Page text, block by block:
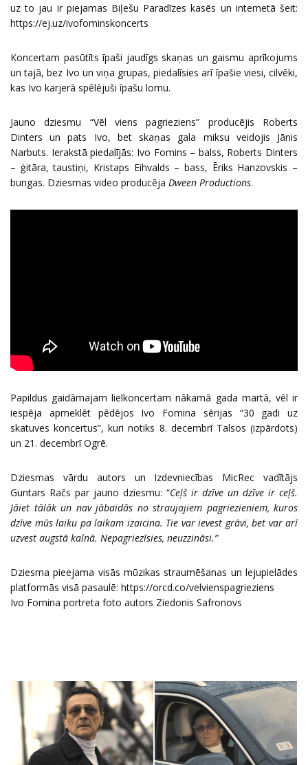
uz to jau ir piejamas Biļešu Paradīzes kasēs un internetā šeit:
https://ej.uz/ivofominskoncerts
Koncertam pasūtīts īpaši jaudīgs skaņas un gaismu aprīkojums
un tajā, bez Ivo un viņa grupas, piedalīsies arī īpašie viesi, cilvēki,
kas Ivo karjerā spēlējuši īpašu lomu.
Jauno dziesmu “Vēl viens pagrieziens” producējis Roberts
Dinters un pats Ivo, bet skaņas gala miksu veidojis Jānis
Narbuts. Ierakstā piedalījās: Ivo Fomins – balss, Roberts Dinters
– ģitāra, taustiņi, Kristaps Eihvalds – bass, Ēriks Hanzovskis –
bungas. Dziesmas video producēja Dween Productions.
Papildus gaidāmajam lielkoncertam nākamā gada martā, vēl ir
iespēja apmeklēt pēdējos Ivo Fomina sērijas “30 gadi uz
skatuves koncertus”, kuri notiks 8. decembrī Talsos (izpārdots)
un 21. decembrī Ogrē.
Dziesmas vārdu autors un Izdevniecības MicRec vadītājs
Guntars Račs par jauno dziesmu: “Ceļš ir dzīve un dzīve ir ceļš.
Jāiet tālāk un nav jābaidās no straujajiem pagriezieniem, kuros
dzīve mūs laiku pa laikam izaicina. Tie var ievest grāvi, bet var arī
uzvest augstā kalnā. Nepagriezīsies, neuzzināsi.”
Dziesma pieejama visās mūzikas straumēšanas un lejupielādes
platformās visā pasaulē: https://orcd.co/velvienspagrieziens
Ivo Fomina portreta foto autors Ziedonis Safronovs